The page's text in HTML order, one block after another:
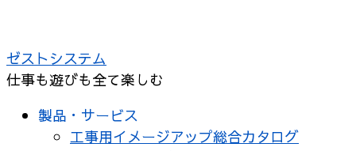
テ
ン
ゼストシステム
仕事も遊びも全て楽しむ
製品・サービス
工事用イメージアップ総合カタログ